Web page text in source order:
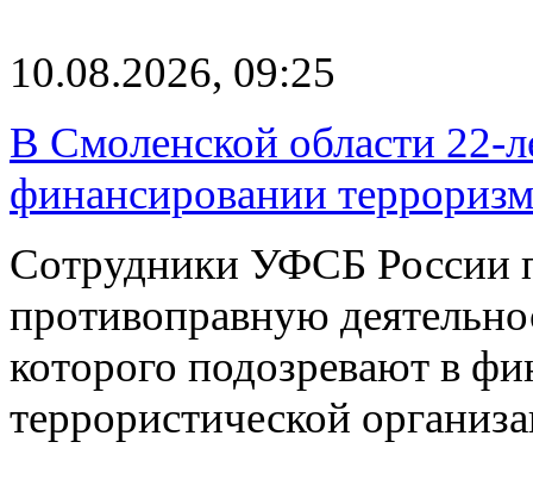
10.08.2026, 09:25
В Смоленской области 22-
финансировании
Сотрудники УФСБ России
противоправную
которого подозревают в
террористической